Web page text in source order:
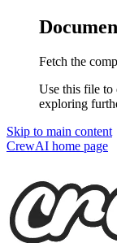
Fetch the
Use this file to
exploring
Skip to main content
CrewAI home page